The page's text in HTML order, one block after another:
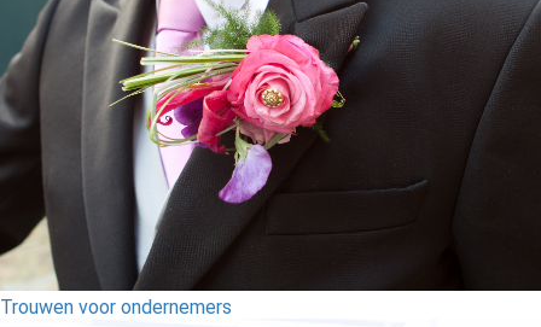
Trouwen voor ondernemers